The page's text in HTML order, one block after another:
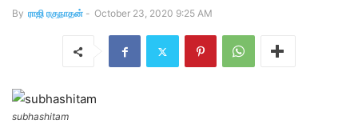
By ராஜி ரகுநாதன் - October 23, 2020 9:25 AM
subhashitam